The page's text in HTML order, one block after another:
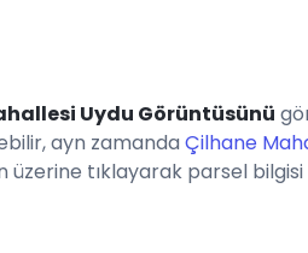
Uydu Görüntüsünü
ayn zamanda Çilhane
tıklayarak parsel